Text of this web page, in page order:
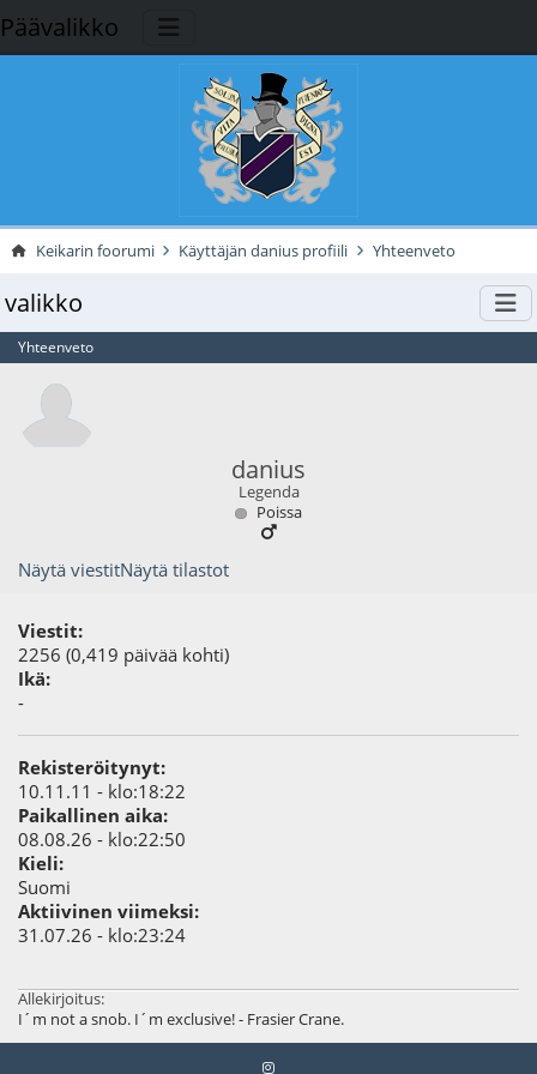
Päävalikko
Keikarin foorumi Käyttäjän danius profiili Yhteenveto
valikko
Yhteenveto
danius
Legenda
Poissa
Näytä viestitNäytä tilastot
Viestit:
2256 (0,419 päivää kohti)
Ikä:
-
Rekisteröitynyt:
10.11.11 - klo:18:22
Paikallinen aika:
08.08.26 - klo:22:50
Kieli:
Suomi
Aktiivinen viimeksi:
31.07.26 - klo:23:24
Allekirjoitus:
I´m not a snob. I´m exclusive! - Frasier Crane.